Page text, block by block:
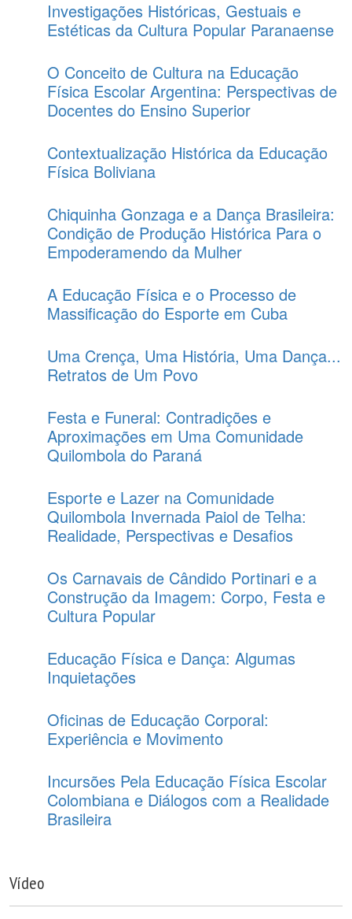
Investigações Históricas, Gestuais e
Estéticas da Cultura Popular Paranaense
O Conceito de Cultura na Educação
Física Escolar Argentina: Perspectivas de
Docentes do Ensino Superior
Contextualização Histórica da Educação
Física Boliviana
Chiquinha Gonzaga e a Dança Brasileira:
Condição de Produção Histórica Para o
Empoderamendo da Mulher
A Educação Física e o Processo de
Massificação do Esporte em Cuba
Uma Crença, Uma História, Uma Dança...
Retratos de Um Povo
Festa e Funeral: Contradições e
Aproximações em Uma Comunidade
Quilombola do Paraná
Esporte e Lazer na Comunidade
Quilombola Invernada Paiol de Telha:
Realidade, Perspectivas e Desafios
Os Carnavais de Cândido Portinari e a
Construção da Imagem: Corpo, Festa e
Cultura Popular
Educação Física e Dança: Algumas
Inquietações
Oficinas de Educação Corporal:
Experiência e Movimento
Incursões Pela Educação Física Escolar
Colombiana e Diálogos com a Realidade
Brasileira
Vídeo